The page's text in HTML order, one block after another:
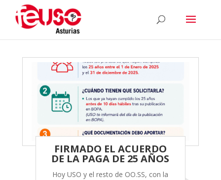
FIRMADO EL ACUERDO
DE LA PAGA DE 25 AÑOS
Hoy USO y el resto de OO.SS, con la